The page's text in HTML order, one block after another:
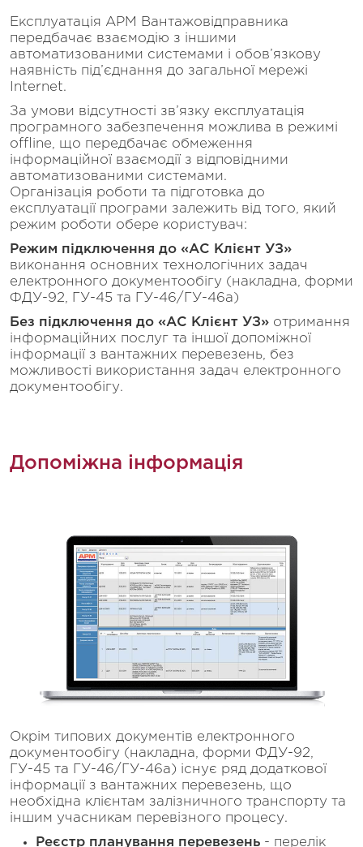
Експлуатація АРМ Вантажовідправника
передбачає взаємодію з іншими
автоматизованими системами і обов’язкову
наявність під’єднання до загальної мережі
Internet.
За умови відсутності зв’язку експлуатація
програмного забезпечення можлива в режимі
offline, що передбачає обмеження
інформаційної взаємодії з відповідними
автоматизованими системами.
Організація роботи та підготовка до
експлуатації програми залежить від того, який
режим роботи обере користувач:
Режим підключення до «АС Клієнт УЗ»
виконання основних технологічних задач
електронного документообігу (накладна, форми
ФДУ-92, ГУ-45 та ГУ-46/ГУ-46а)
Без підключення до «АС Клієнт УЗ» отримання
інформаційних послуг та іншої допоміжної
інформації з вантажних перевезень, без
можливості використання задач електронного
документообігу.
Допоміжна інформація
Окрім типових документів електронного
документообігу (накладна, форми ФДУ-92,
ГУ-45 та ГУ-46/ГУ-46а) існує ряд додаткової
інформації з вантажних перевезень, що
необхідна клієнтам залізничного транспорту та
іншим учасникам перевізного процесу.
Реєстр планування перевезень - перелік